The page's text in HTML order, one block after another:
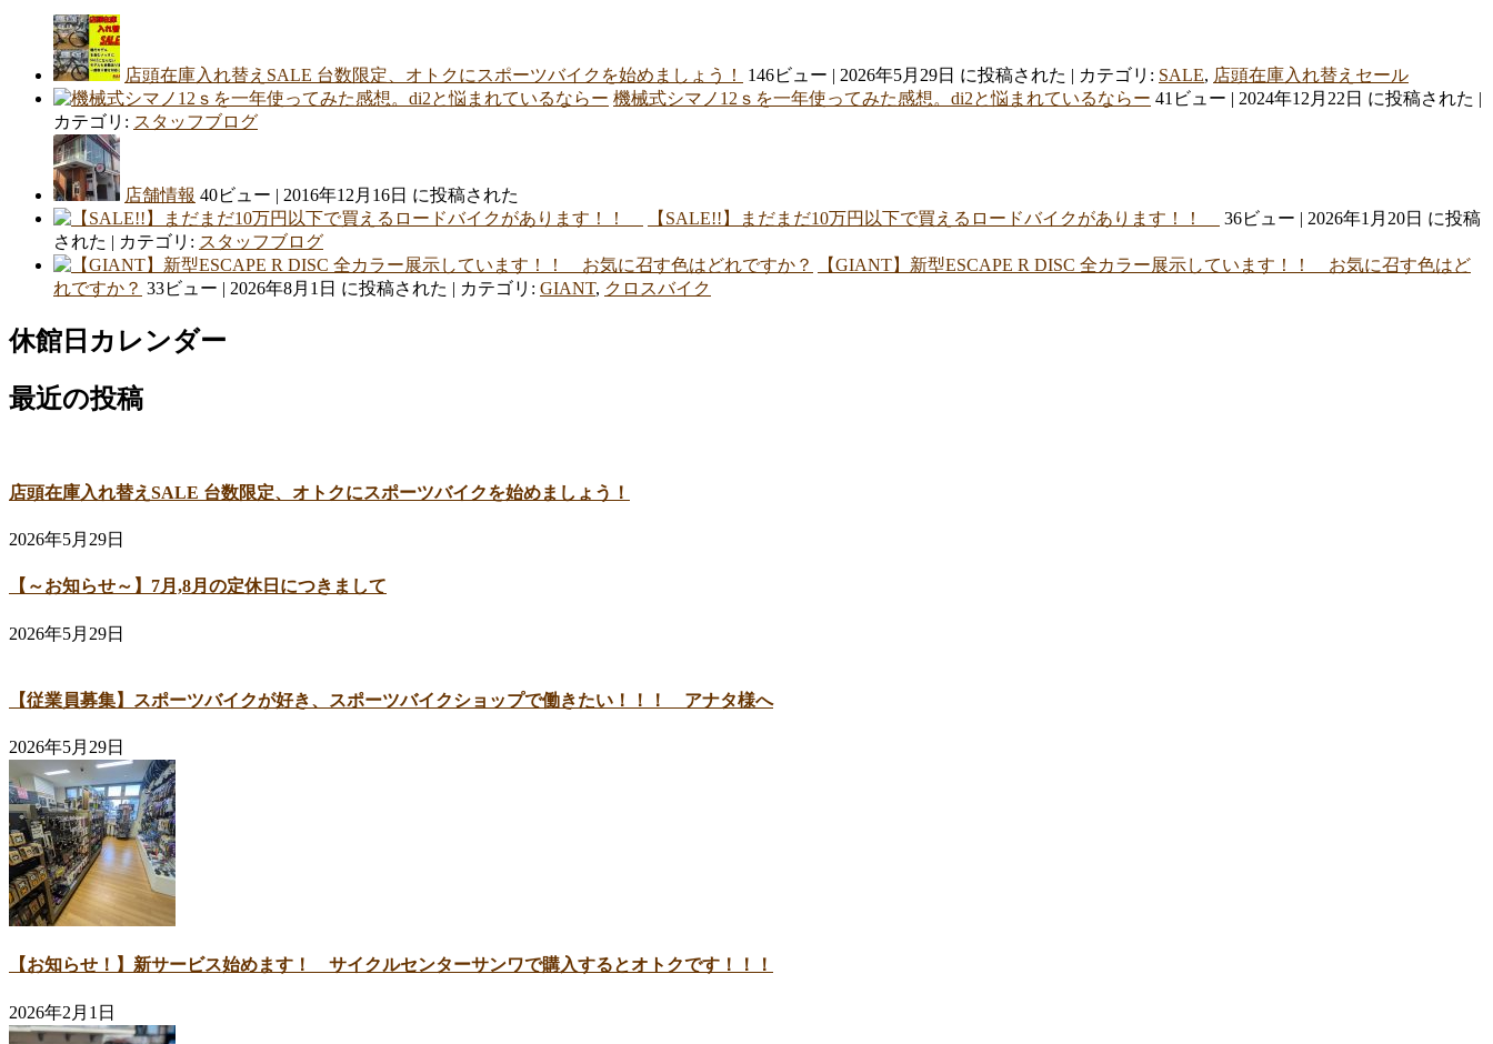
店頭在庫入れ替えSALE 台数限定、オトクにスポーツバイクを始めましょう！ 146ビュー | 2026年5月29日 に投稿された | カテゴリ: SALE, 店頭在庫入れ替えセール
機械式シマノ12ｓを一年使ってみた感想。di2と悩まれているならー 41ビュー | 2024年12月22日 に投稿された |
カテゴリ: スタッフブログ
店舗情報 40ビュー | 2016年12月16日 に投稿された
【SALE!!】まだまだ10万円以下で買えるロードバイクがあります！！
36ビュー | 2026年1月20日 に投稿
された | カテゴリ: スタッフブログ
【GIANT】新型ESCAPE R DISC 全カラー展示しています！！ お気に召す色はど
れですか？ 33ビュー | 2026年8月1日 に投稿された | カテゴリ: GIANT, クロスバイク
休館日カレンダー
最近の投稿
店頭在庫入れ替えSALE 台数限定、オトクにスポーツバイクを始めましょう！
2026年5月29日
【～お知らせ～】7月,8月の定休日につきまして
2026年5月29日
【従業員募集】スポーツバイクが好き、スポーツバイクショップで働きたい！！！ アナタ様へ
2026年5月29日
【お知らせ！】新サービス始めます！ サイクルセンターサンワで購入するとオトクです！！！
2026年2月1日